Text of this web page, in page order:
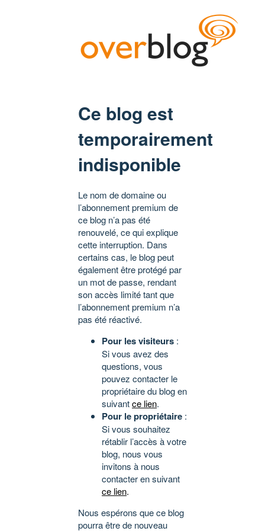
Ce blog est
temporairement
indisponible
Le nom de domaine ou
l’abonnement premium de
ce blog n’a pas été
renouvelé, ce qui explique
cette interruption. Dans
certains cas, le blog peut
également être protégé par
un mot de passe, rendant
son accès limité tant que
l’abonnement premium n’a
pas été réactivé.
Pour les visiteurs :
Si vous avez des
questions, vous
pouvez contacter le
propriétaire du blog en
suivantce lien.
Pour le propriétaire :
Si vous souhaitez
rétablir l’accès à votre
blog, nous vous
invitons à nous
contacter en suivant
ce lien.
Nous espérons que ce blog
pourra être de nouveau